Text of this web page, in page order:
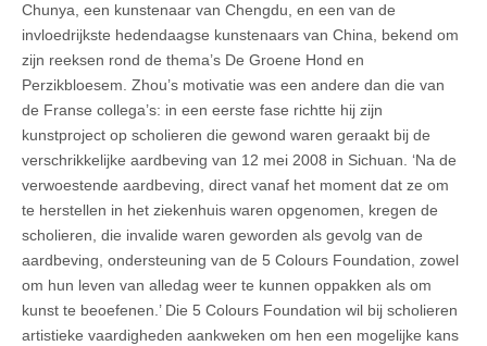
Chunya, een kunstenaar van Chengdu, en een van de
invloedrijkste hedendaagse kunstenaars van China, bekend om
zijn reeksen rond de thema’s De Groene Hond en
Perzikbloesem. Zhou’s motivatie was een andere dan die van
de Franse collega’s: in een eerste fase richtte hij zijn
kunstproject op scholieren die gewond waren geraakt bij de
verschrikkelijke aardbeving van 12 mei 2008 in Sichuan. ‘Na de
verwoestende aardbeving, direct vanaf het moment dat ze om
te herstellen in het ziekenhuis waren opgenomen, kregen de
scholieren, die invalide waren geworden als gevolg van de
aardbeving, ondersteuning van de 5 Colours Foundation, zowel
om hun leven van alledag weer te kunnen oppakken als om
kunst te beoefenen.’ Die 5 Colours Foundation wil bij scholieren
artistieke vaardigheden aankweken om hen een mogelijke kans